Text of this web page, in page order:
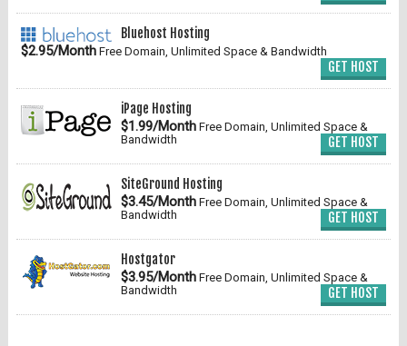
Bluehost Hosting
$2.95/MonthFree Domain, Unlimited Space & Bandwidth
GET HOST
iPage Hosting
$1.99/MonthFree Domain, Unlimited Space &
Bandwidth
GET HOST
SiteGround Hosting
$3.45/MonthFree Domain, Unlimited Space &
Bandwidth
GET HOST
Hostgator
$3.95/MonthFree Domain, Unlimited Space &
Bandwidth
GET HOST